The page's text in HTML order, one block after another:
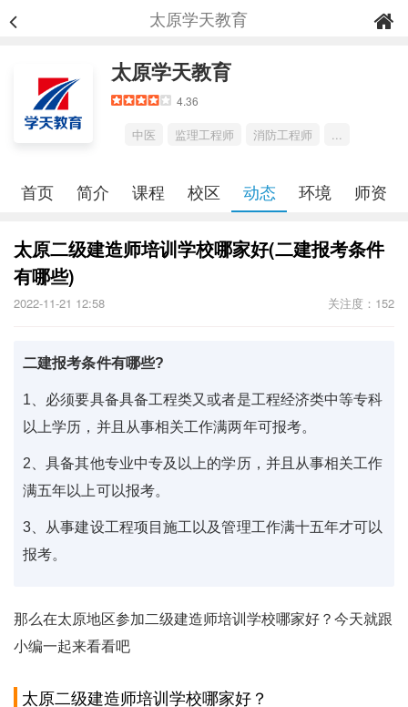
太原学天教育
太原学天教育
4.36
中医 监理工程师 消防工程师 ...
首页 简介 课程 校区 动态 环境 师资
太原二级建造师培训学校哪家好(二建报考条件
有哪些)
2022-11-21 12:58 关注度：152
二建报考条件有哪些?
1、必须要具备具备工程类又或者是工程经济类中等专科
以上学历，并且从事相关工作满两年可报考。
2、具备其他专业中专及以上的学历，并且从事相关工作
满五年以上可以报考。
3、从事建设工程项目施工以及管理工作满十五年才可以
报考。
那么在太原地区参加二级建造师培训学校哪家好？今天就跟
小编一起来看看吧
太原二级建造师培训学校哪家好？